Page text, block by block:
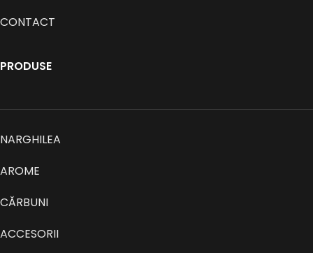
CONTACT
PRODUSE
NARGHILEA
AROME
CĂRBUNI
ACCESORII